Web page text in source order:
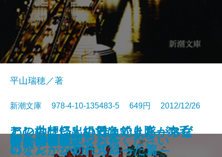
悪意の手記
古事記の禁忌 天皇の正体
さびしい女神―僕僕先生―
エデン
豊国神宝
乙女の密告
チッチと子
東の海神 西の滄海 十二国記
思い出コロッケ
あの日の僕らにさよなら
平山瑞穂／著
新潮文庫 978-4-10-135483-5 649円 2012/12/26
わしらは怪しい雑魚釣り隊―マグ
ロなんかが釣れちゃった篇―
すれ違う背中を
ぼくは猟師になった
この世は二人組ではできあがらな
い
蒼き信長〔上〕
蒼き信長〔下〕
つやのよる
ゆんでめて
つくも神さん、お茶ください
アンの想い出の日々〔上〕―赤毛
のアン・シリーズ11―